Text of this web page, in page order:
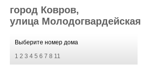
город Ковров,
улица Молодогвардейская
Выберите номер дома
1 2 3 4 5 6 7 8 11